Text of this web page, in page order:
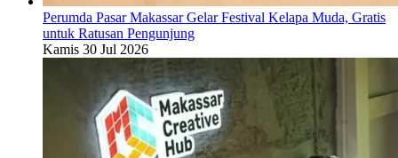
Perumda Pasar Makassar Gelar Festival Kelapa Muda, Gratis
untuk Ratusan Pengunjung
Kamis 30 Jul 2026